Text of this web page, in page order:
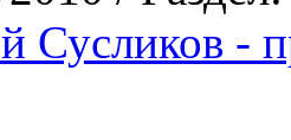
Сусликов -